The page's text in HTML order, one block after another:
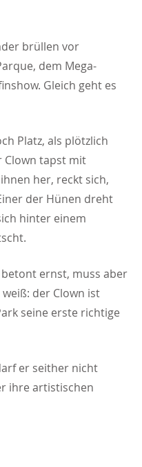
brüllen vor
dem Mega-
Gleich geht es
Platz, als plötzlich
Clown tapst mit
her, reckt sich,
der Hünen dreht
hinter einem
ernst, muss aber
der Clown ist
seine erste richtige
er seither nicht
ihre artistischen